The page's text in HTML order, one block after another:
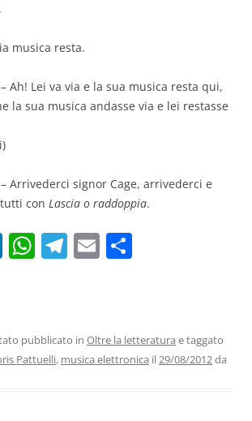
musica resta.
– Ah! Lei va via e la sua musica resta qui,
la sua musica andasse via e lei restasse
– Arrivederci signor Cage, arrivederci e
con Lascia o raddoppia.
Li
dI
n
W
A
p
T
a
m
E
vi
di
pubblicato in Oltre la letteratura e taggato
Pattuelli, musica elettronica il29/08/2012da